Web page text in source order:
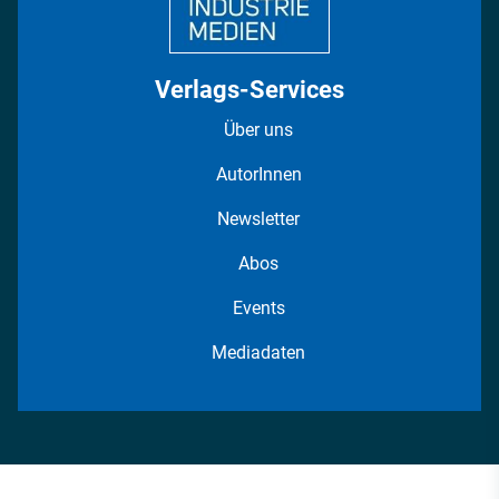
Verlags-Services
Über uns
AutorInnen
Newsletter
Abos
Events
Mediadaten